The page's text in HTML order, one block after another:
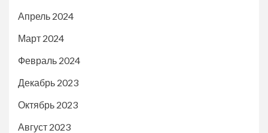
Апрель 2024
Март 2024
Февраль 2024
Декабрь 2023
Октябрь 2023
Август 2023